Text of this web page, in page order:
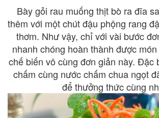
Bày gỏi rau muống thịt bò ra đĩa
thêm với một chút đậu phộng rang
thơm. Như vậy, chỉ với vài bước
nhanh chóng hoàn thành được
chế biến vô cùng đơn giản này. Đặc
chấm cùng nước chấm chua ngọt
để thưởng thức cùng